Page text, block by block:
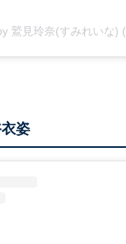
鷲見玲奈(すみれいな)
姿